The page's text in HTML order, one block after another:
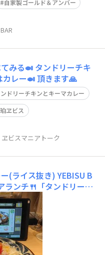
ス抜き)
自家製ゴールド＆アンバー
みる🍛 タンドリーチキ
ンとキーマカレー やっぱり夏はカレー🍛 頂きます🙏
ドリーチキンとキーマカレー
ヱビス
ヱビスマニアトーク
(ライス抜き) YEBISU B
ランチ🍴「タンドリーチ
きで🍛自分で調合したゴ